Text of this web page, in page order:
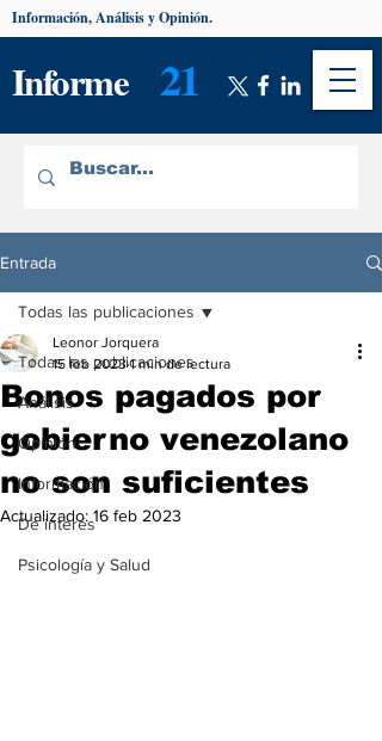
Informe 21
Información, Análisis y Opinión.
Entrada
Todas las publicaciones
Análisis
Opinión
Información
De interés
Psicología y Salud
Todas las publicaciones
Bonos pagados por
gobierno venezolano
no son suficientes
Leonor Jorquera
15 feb 2023 1 min de lectura
Actualizado: 16 feb 2023